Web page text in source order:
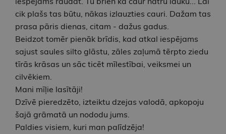
cik plašs tas būtu, nākas izlauzties cauri. Dažam tas
prasa pāris dienas, citam - dažus gadus.
Beidzot tomēr pienāk brīdis, kad atkal iespējams
sajust saules silto glāstu, zāles zaļumā tērpto ziedu
tīrās krāsas un sāc ticēt mīlestībai, veiksmei un
cilvēkiem.
Mani mīļie lasītāji!
Dzīvē pieredzēto, izteiktu dzejas valodā, apkopoju
šajā grāmatā un nododu jums.
Paldies visiem, kuri man palīdzēja!